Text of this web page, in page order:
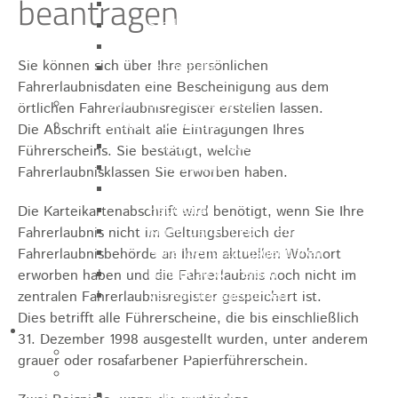
Stadthalle großer Saal
Tennishalle
Qualifizierter Mietspiegel
Steuern & Gebühren
Wasserverbrauchsgebühr
Hundesteuer
Hebesätze
Kindergartengebühren
Hallenbenutzungsgebühren
Hallenbad & Freibad
Verwaltungsgebühren
Politik
Bürgermeister
beantragen
Sie können sich über Ihre persönlichen
Fahrerlaubnisdaten eine Bescheinigung aus dem
örtlichen Fahrerlaubnisregister erstellen lassen.
Die Abschrift enthält alle Eintragungen Ihres
Führerscheins. Sie bestätigt, welche
Fahrerlaubnisklassen Sie erworben haben.
Die Karteikartenabschrift wird benötigt, wenn Sie Ihre
Fahrerlaubnis nicht im Geltungsbereich der
Fahrerlaubnisbehörde an Ihrem aktuellen Wohnort
erworben haben und die Fahrerlaubnis noch nicht im
zentralen Fahrerlaubnisregister gespeichert ist.
Dies betrifft alle Führerscheine, die bis einschließlich
31. Dezember 1998 ausgestellt wurden, unter anderem
grauer oder rosafarbener Papierführerschein.